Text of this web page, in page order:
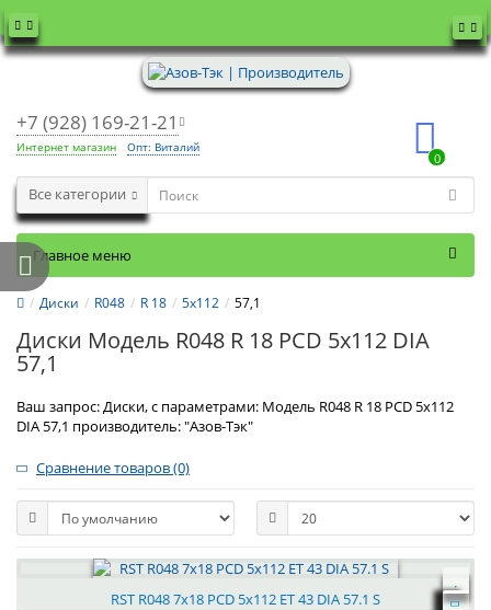
+7 (928) 169-21-21
Интернет магазин Опт: Виталий
0
Все категории
Главное меню
Диски R048 R 18 5x112 57,1
Диски Модель R048 R 18 PCD 5x112 DIA
57,1
Ваш запрос: Диски, с параметрами: Модель R048 R 18 PCD 5x112
DIA 57,1 производитель: "Азов-Тэк"
Сравнение товаров (0)
RST R048 7x18 PCD 5x112 ET 43 DIA 57.1 S